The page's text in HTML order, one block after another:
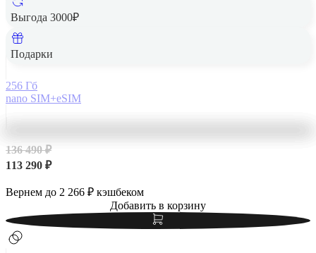
Выгода 3000₽
Подарки
Apple iPhone 14 Pro Max 256Gb Deep Purple, темно-
256 Гб
nano SIM+eSIM
136 490 ₽
113 290 ₽
Вернем до 2 266 ₽ кэшбеком
Добавить в корзину